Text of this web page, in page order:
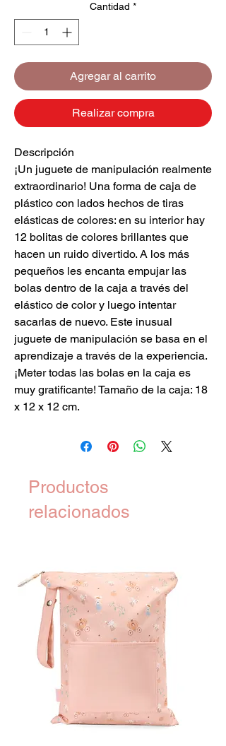
Cantidad *
Agregar al carrito
Realizar compra
Descripción
¡Un juguete de manipulación realmente
extraordinario! Una forma de caja de
plástico con lados hechos de tiras
elásticas de colores: en su interior hay
12 bolitas de colores brillantes que
hacen un ruido divertido. A los más
pequeños les encanta empujar las
bolas dentro de la caja a través del
elástico de color y luego intentar
sacarlas de nuevo. Este inusual
juguete de manipulación se basa en el
aprendizaje a través de la experiencia.
¡Meter todas las bolas en la caja es
muy gratificante! Tamaño de la caja: 18
x 12 x 12 cm.
Productos
relacionados